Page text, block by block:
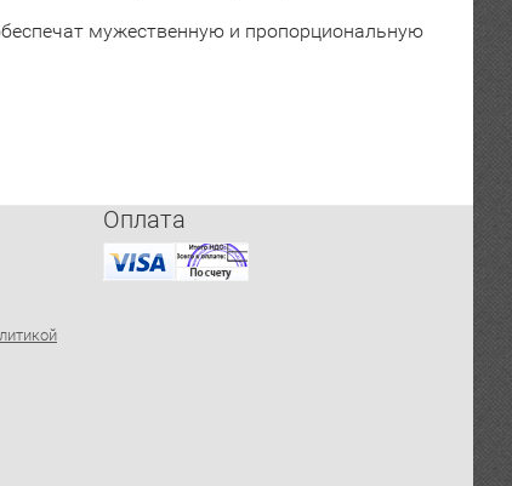
мужественную и пропорциональную
Оплата